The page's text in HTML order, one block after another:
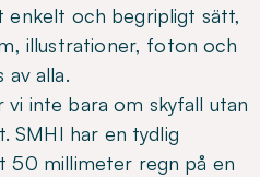
enkelt och begripligt sätt,
illustrationer, foton och
av alla.
inte bara om skyfall utan
SMHI har en tydlig
50 millimeter regn på en